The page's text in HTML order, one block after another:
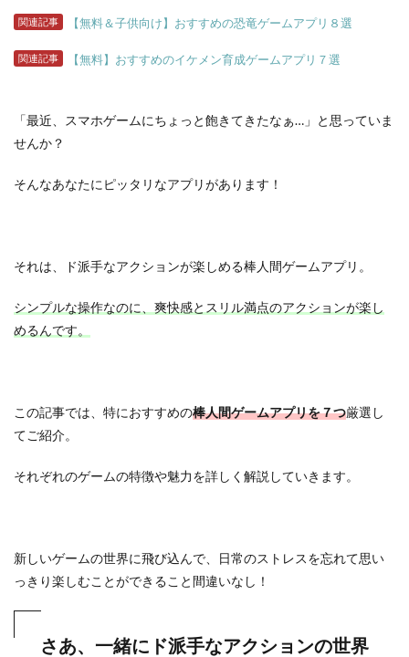
関連記事 【無料＆子供向け】おすすめの恐竜ゲームアプリ８選
関連記事 【無料】おすすめのイケメン育成ゲームアプリ７選
「最近、スマホゲームにちょっと飽きてきたなぁ…」と思っていま
せんか？
そんなあなたにピッタリなアプリがあります！
それは、ド派手なアクションが楽しめる棒人間ゲームアプリ。
シンプルな操作なのに、爽快感とスリル満点のアクションが楽し
めるんです。
この記事では、特におすすめの棒人間ゲームアプリを７つ厳選し
てご紹介。
それぞれのゲームの特徴や魅力を詳しく解説していきます。
新しいゲームの世界に飛び込んで、日常のストレスを忘れて思い
っきり楽しむことができること間違いなし！
さあ、一緒にド派手なアクションの世界